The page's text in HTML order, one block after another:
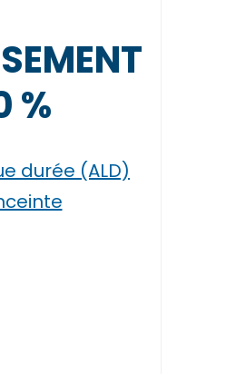
%
durée (ALD)